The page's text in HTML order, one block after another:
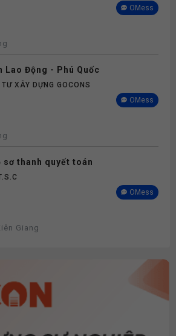
OMess
Lao Động - Phú Quốc
XÂY DỰNG GOCONS
OMess
sơ thanh quyết toán
OMess
Giang